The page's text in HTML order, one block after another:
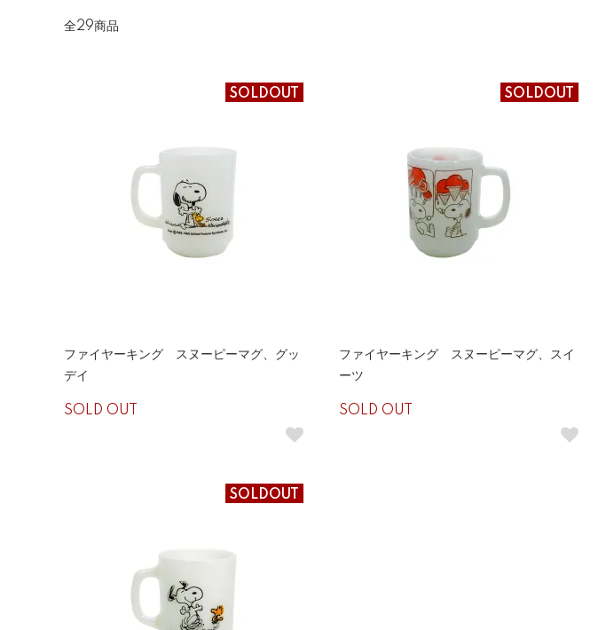
全29商品
SOLDOUT
ファイヤーキング スヌーピーマグ、グッ
デイ
SOLD OUT
SOLDOUT
ファイヤーキング スヌーピーマグ、スイ
ーツ
SOLD OUT
SOLDOUT